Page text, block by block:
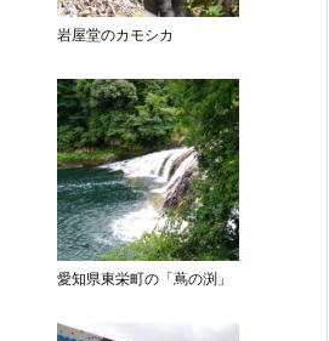
岩屋堂のカモシカ
愛知県東栄町の「蔦の渕」